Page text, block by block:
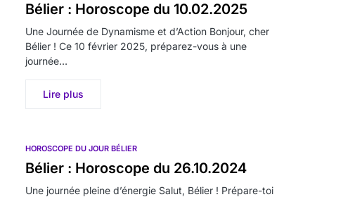
Bélier : Horoscope du 10.02.2025
Une Journée de Dynamisme et d’Action Bonjour, cher
Bélier ! Ce 10 février 2025, préparez-vous à une
journée…
Lire plus
HOROSCOPE DU JOUR BÉLIER
Bélier : Horoscope du 26.10.2024
Une journée pleine d’énergie Salut, Bélier ! Prépare-toi